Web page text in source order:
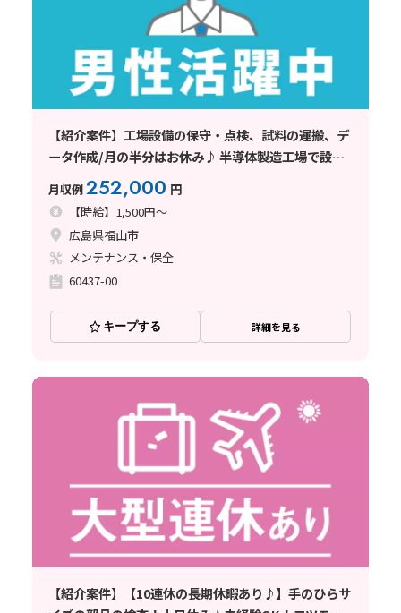
【紹介案件】工場設備の保守・点検、試料の運搬、デ
ータ作成/月の半分はお休み♪ 半導体製造工場で設備
の保全・点検のお仕事☆
月収例252,000 円
【時給】1,500円～
広島県福山市
メンテナンス・保全
60437-00
キープする 詳細を見る
【紹介案件】【10連休の長期休暇あり♪】手のひらサ